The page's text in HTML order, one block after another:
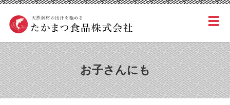
メ
お子さんにも